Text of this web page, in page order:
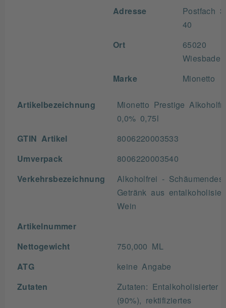
Adresse
Postfach
40
Ort
65020
Wiesbaden
Marke Mionetto
Artikelbezeichnung
Mionetto Prestige
0,0% 0,75l
GTIN Artikel 8006220003533
Umverpack 8006220003540
Verkehrsbezeichnung
Alkoholfrei - Schäumendes
Getränk aus
Wein
Artikelnummer
Nettogewicht 750,000 ML
ATG keine Angabe
Zutaten
Zutaten: Entalkoholisierter
(90%), rektifiziertes